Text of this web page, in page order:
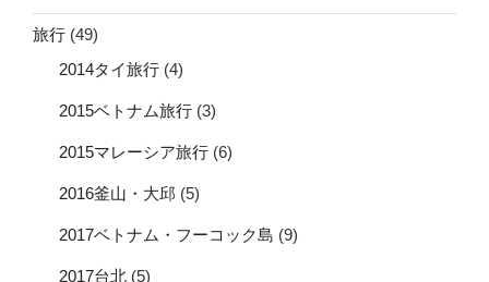
旅行 (49)
2014タイ旅行 (4)
2015ベトナム旅行 (3)
2015マレーシア旅行 (6)
2016釜山・大邱 (5)
2017ベトナム・フーコック島 (9)
2017台北 (5)